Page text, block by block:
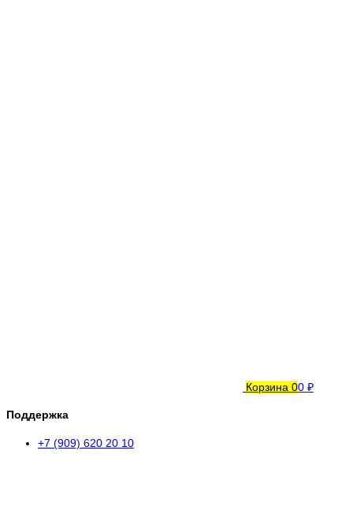
Корзина 00 ₽
Поддержка
+7 (909) 620 20 10